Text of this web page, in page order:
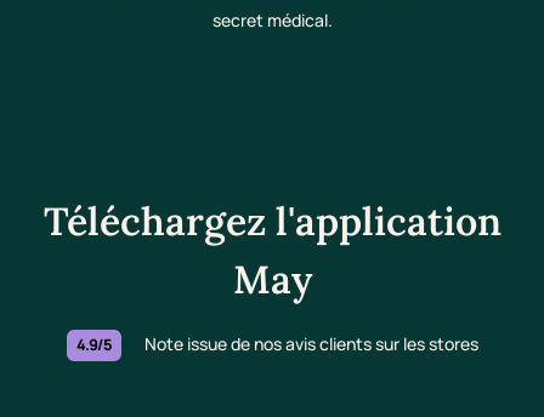
secret médical.
Téléchargez l'application
May
4.9/5 Note issue de nos avis clients sur les stores